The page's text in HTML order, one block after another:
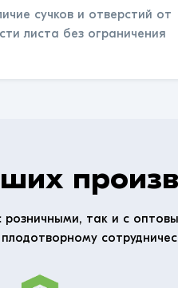
сучков и отверстий от
листа без ограничения
так и с